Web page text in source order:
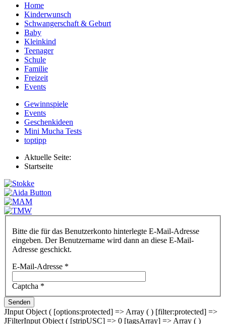
Home
Kinderwunsch
Schwangerschaft & Geburt
Baby
Kleinkind
Teenager
Schule
Familie
Freizeit
Events
Gewinnspiele
Events
Geschenkideen
Mini Mucha Tests
toptipp
Aktuelle Seite:
Startseite
Bitte die für das Benutzerkonto hinterlegte E-Mail-Adresse
eingeben. Der Benutzername wird dann an diese E-Mail-
Adresse geschickt.
E-Mail-Adresse *
Captcha *
Senden
JInput Object ( [options:protected] => Array ( ) [filter:protected] =>
JFilterInput Object ( [stripUSC] => 0 [tagsArray] => Array ( )